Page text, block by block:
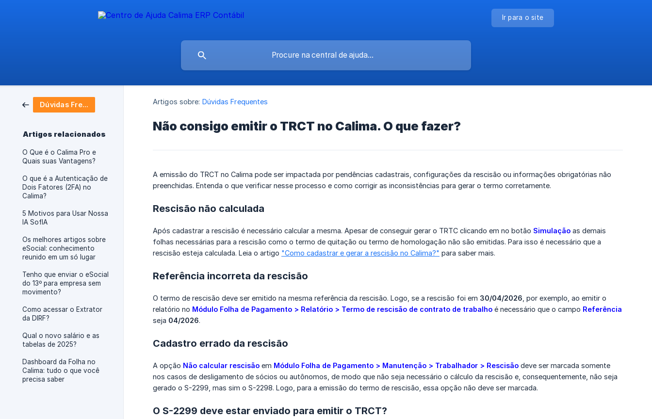
Ir para o site
Dúvidas Frequentes
Artigos relacionados
O Que é o Calima Pro e
Quais suas Vantagens?
O que é a Autenticação de
Dois Fatores (2FA) no
Calima?
5 Motivos para Usar Nossa
IA SofIA
Os melhores artigos sobre
eSocial: conhecimento
reunido em um só lugar
Tenho que enviar o eSocial
do 13º para empresa sem
movimento?
Como acessar o Extrator
da DIRF?
Qual o novo salário e as
tabelas de 2025?
Dashboard da Folha no
Calima: tudo o que você
precisa saber
Artigos sobre: Dúvidas Frequentes
Não consigo emitir o TRCT no Calima. O que fazer?
A emissão do TRCT no Calima pode ser impactada por pendências cadastrais, configurações da rescisão ou informações obrigatórias não
preenchidas. Entenda o que verificar nesse processo e como corrigir as inconsistências para gerar o termo corretamente.
Rescisão não calculada
Após cadastrar a rescisão é necessário calcular a mesma. Apesar de conseguir gerar o TRTC clicando em no botão Simulação as demais
folhas necessárias para a rescisão como o termo de quitação ou termo de homologação não são emitidas. Para isso é necessário que a
rescisão esteja calculada. Leia o artigo "Como cadastrar e gerar a rescisão no Calima?" para saber mais.
Referência incorreta da rescisão
O termo de rescisão deve ser emitido na mesma referência da rescisão. Logo, se a rescisão foi em 30/04/2026 , por exemplo, ao emitir o
relatório no Módulo Folha de Pagamento > Relatório > Termo de rescisão de contrato de trabalho é necessário que o campo Referência
seja 04/2026.
Cadastro errado da rescisão
A opção Não calcular rescisão em Módulo Folha de Pagamento > Manutenção > Trabalhador > Rescisão deve ser marcada somente
nos casos de desligamento de sócios ou autônomos, de modo que não seja necessário o cálculo da rescisão e, consequentemente, não seja
gerado o S-2299, mas sim o S-2298. Logo, para a emissão do termo de rescisão, essa opção não deve ser marcada.
O S-2299 deve estar enviado para emitir o TRCT?